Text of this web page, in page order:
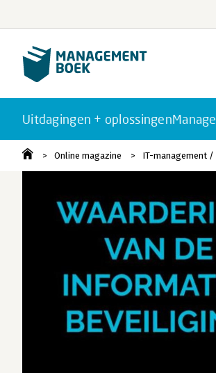
Uitdagingen + oplossingen
Online magazine IT-management /